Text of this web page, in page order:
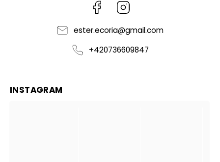
Facebook
ester.ecoria@gmail.com
+420736609847
INSTAGRAM